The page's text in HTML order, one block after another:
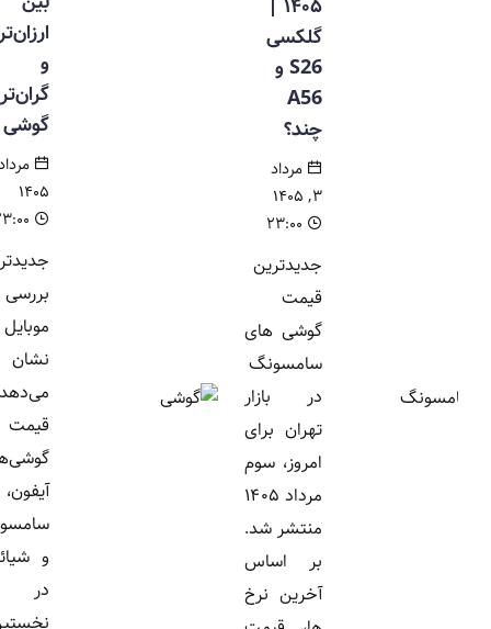
۱۴۰۵ |
گلکسی
S26 و
A56
چند؟
مرداد
جدیدترین
قیمت
گوشی های
سامسونگ
در بازار
تهران برای
امروز، سوم
مرداد ۱۴۰۵
منتشر شد.
بر اساس
آخرین نرخ
ارزان‌ترین
گران‌ترین
گوشی
مرداد ۱,
جدیدترین
بررسی بازار
موبایل
نشان
می‌دهد
قیمت
گوشی‌های
آیفون،
سامسونگ
و شیائومی
نخستین